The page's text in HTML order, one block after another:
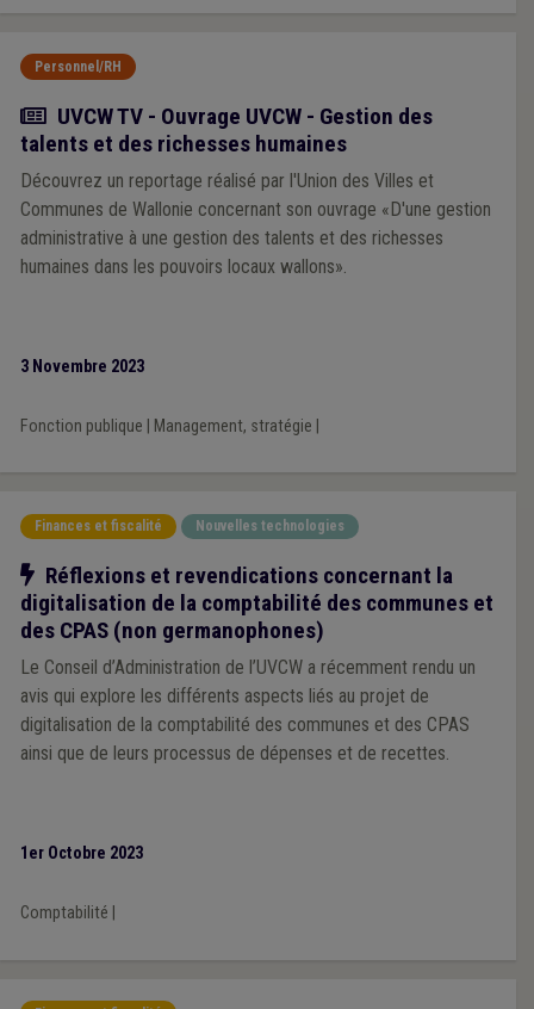
Personnel/RH
Actualité
UVCW TV - Ouvrage UVCW - Gestion des
talents et des richesses humaines
Découvrez un reportage réalisé par l'Union des Villes et
Communes de Wallonie concernant son ouvrage «D'une gestion
administrative à une gestion des talents et des richesses
humaines dans les pouvoirs locaux wallons».
3 Novembre 2023
Fonction publique Management, stratégie
Finances et fiscalité Nouvelles technologies
Notre action
Réflexions et revendications concernant la
digitalisation de la comptabilité des communes et
des CPAS (non germanophones)
Le Conseil d’Administration de l’UVCW a récemment rendu un
avis qui explore les différents aspects liés au projet de
digitalisation de la comptabilité des communes et des CPAS
ainsi que de leurs processus de dépenses et de recettes.
1er Octobre 2023
Comptabilité